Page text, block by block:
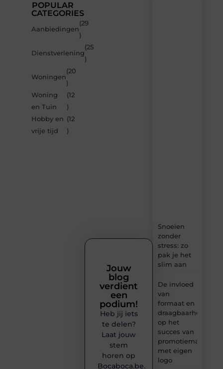
POPULAR
CATEGORIES
Aanbiedingen
(29
)
Dienstverlening
(25
)
Woningen
(20
)
Woning
en Tuin
(12
)
Hobby en
vrije tijd
(12
)
Snoeien
zonder
stress: zo
pak je het
slim aan
De invloed
van
formaat en
draagbaarheid
op het
succes van
promotiemateriaal
met eigen
logo
Jouw
blog
verdient
een
podium!
Heb jij iets
te delen?
Laat jouw
stem
horen op
Bocaboca.be.